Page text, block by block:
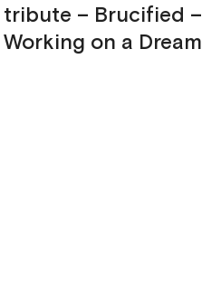
tribute – Brucified –
Working on a Dream